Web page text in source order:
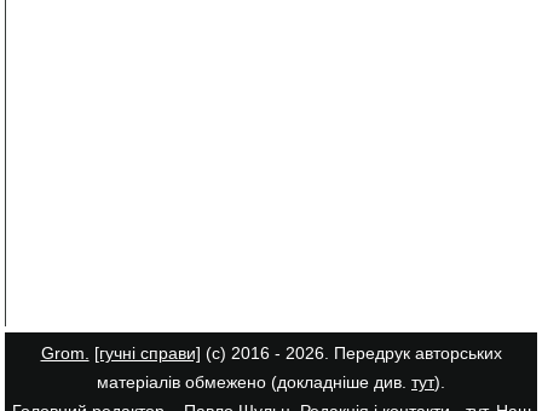
Grom. [гучні справи] (с) 2016 - 2026. Передрук авторських
матеріалів обмежено (докладніше див. тут).